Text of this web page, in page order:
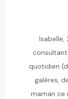
Isabelle,
quotidien
galères,
maman ce